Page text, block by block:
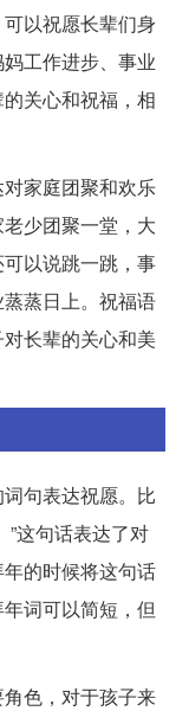
以祝愿长辈们身
工作进步、事业
关心和祝福，相
家庭团聚和欢乐
少团聚一堂，大
以说跳一跳，事
蒸日上。祝福语
长辈的关心和美
句表达祝愿。比
”这句话表达了对
的时候将这句话
词可以简短，但
色，对于孩子来